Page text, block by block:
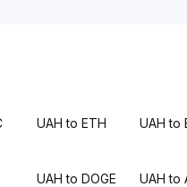
UAH to ETH UAH to
UAH to DOGE UAH to